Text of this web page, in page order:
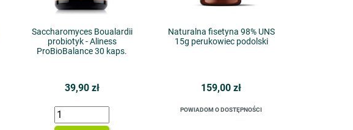
Saccharomyces Boualardii
probiotyk - Aliness
ProBioBalance 30 kaps.
39,90 zł
Naturalna fisetyna 98% UNS
15g perukowiec podolski
159,00 zł
POWIADOM O DOSTĘPNOŚCI